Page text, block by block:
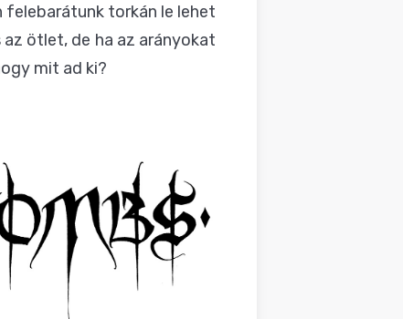
felebarátunk torkán le lehet
ötlet, de ha az arányokat
mit ad ki?